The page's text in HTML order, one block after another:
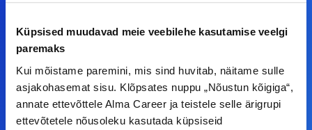
Küpsised muudavad meie veebilehe kasutamise veelgi
paremaks
Kui mõistame paremini, mis sind huvitab, näitame sulle
asjakohasemat sisu. Klõpsates nuppu „Nõustun kõigiga“,
annate ettevõttele Alma Career ja teistele selle ärigrupi
ettevõtetele nõusoleku kasutada küpsiseid
teha koostööd, siis võta meiega julgelt ühendust.
F
a
c
I
n
s
L
i
n
Y
o
u